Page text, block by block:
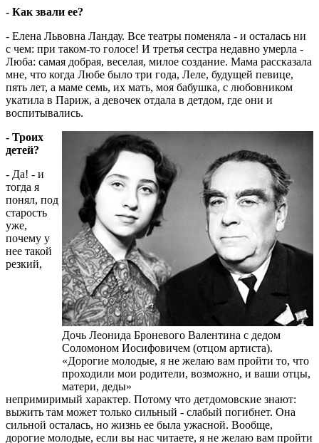
- Как звали ее?
- Елена Львовна Ландау. Все театры поменяла - и осталась ни
с чем: при таком-то голосе! И третья сестра недавно умерла -
Люба: самая добрая, веселая, милое создание. Мама рассказала
мне, что когда Любе было три года, Леле, будущей певице,
пять лет, а маме семь, их мать, моя бабушка, с любовником
укатила в Париж, а девочек отдала в детдом, где они и
воспитывались.
Дочь Леонида Броневого Валентина с дедом
Соломоном Иосифовичем (отцом артиста).
«Дорогие молодые, я не желаю вам пройти то, что
проходили мои родители, возможно, и ваши отцы,
матери, деды»
- Троих
детей?
- Да! - и
тогда я
понял, под
старость
уже,
почему у
нее такой
резкий,
непримиримый характер. Потому что детдомовские знают:
выжить там может только сильный - слабый погибнет. Она
сильной осталась, но жизнь ее была ужасной. Вообще,
дорогие молодые, если вы нас читаете, я не желаю вам пройти